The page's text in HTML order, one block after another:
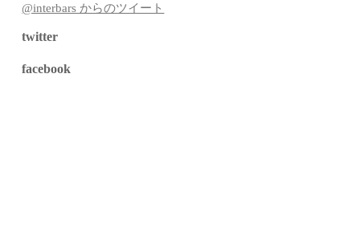
@interbars からのツイート
twitter
facebook